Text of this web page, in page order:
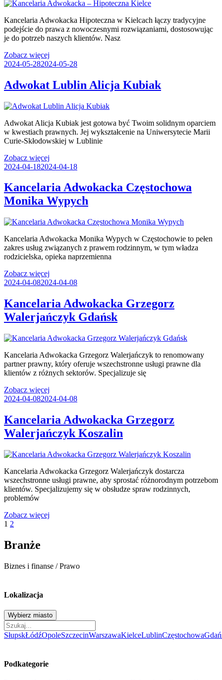
Kancelaria Adwokacka Hipoteczna w Kielcach łączy tradycyjne
podejście do prawa z nowoczesnymi rozwiązaniami, dostosowując
je do potrzeb naszych klientów. Nasz
Zobacz więcej
2024-05-282024-05-28
Adwokat Lublin Alicja Kubiak
Adwokat Alicja Kubiak jest gotowa być Twoim solidnym oparciem
w kwestiach prawnych. Jej wykształcenie na Uniwersytecie Marii
Curie-Skłodowskiej w Lublinie
Zobacz więcej
2024-04-182024-04-18
Kancelaria Adwokacka Częstochowa
Monika Wypych
Kancelaria Adwokacka Monika Wypych w Częstochowie to pełen
zakres usług związanych z prawem rodzinnym, w tym władza
rodzicielska, opieka naprzemienna
Zobacz więcej
2024-04-082024-04-08
Kancelaria Adwokacka Grzegorz
Walerjańczyk Gdańsk
Kancelaria Adwokacka Grzegorz Walerjańczyk to renomowany
partner prawny, który oferuje wszechstronne usługi prawne dla
klientów z różnych sektorów. Specjalizuje się
Zobacz więcej
2024-04-082024-04-08
Kancelaria Adwokacka Grzegorz
Walerjańczyk Koszalin
Kancelaria Adwokacka Grzegorz Walerjańczyk dostarcza
wszechstronne usługi prawne, aby sprostać różnorodnym potrzebom
klientów. Specjalizujemy się w obsłudze spraw rodzinnych,
problemów
Zobacz więcej
Stronicowanie
wpisów
Page
1 Page
2
Branże
Biznes i finanse /Prawo
Lokalizacja
Wybierz miasto
SłupskŁódźOpoleSzczecinWarszawaKielceLublinCzęstochowa
Podkategorie